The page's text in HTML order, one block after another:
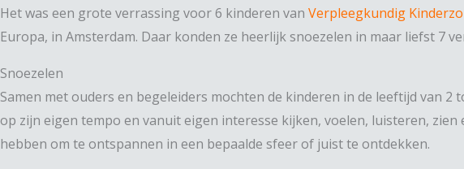
Het was een grote verrassing voor 6 kinderen van Verpleegkundig
Europa, in Amsterdam. Daar konden ze heerlijk snoezelen in maar liefst 7
Snoezelen
Samen met ouders en begeleiders mochten de kinderen in de leeftijd van
op zijn eigen tempo en vanuit eigen interesse kijken, voelen, luisteren,
hebben om te ontspannen in een bepaalde sfeer of juist te ontdekken.